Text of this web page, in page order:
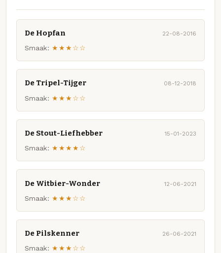
De Hopfan 22-08-2016
Smaak: ★★★☆☆
De Tripel-Tijger 08-12-2018
Smaak: ★★★☆☆
De Stout-Liefhebber 15-01-2023
Smaak: ★★★★☆
De Witbier-Wonder 12-06-2021
Smaak: ★★★☆☆
De Pilskenner 26-06-2021
Smaak: ★★★☆☆